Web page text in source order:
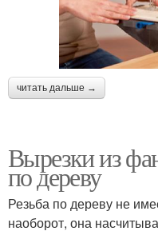
читать дальше →
Вырезки из
по дереву
Резьба по дереву не
наоборот, она